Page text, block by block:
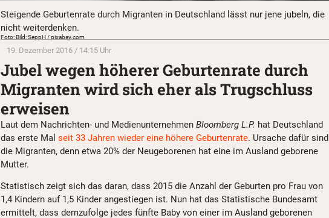
Steigende Geburtenrate durch Migranten in Deutschland lässt nur jene jubeln, die
nicht weiterdenken.
Foto: Bild: SeppH / pixabay.com
19. Dezember 2016 / 14:15 Uhr
Jubel wegen höherer Geburtenrate durch
Migranten wird sich eher als Trugschluss
erweisen
Laut dem Nachrichten- und Medienunternehmen Bloomberg L.P. hat Deutschland
das erste Mal seit 33 Jahren wieder eine höhere Geburtenrate. Ursache dafür sind
die Migranten, denn etwa 20% der Neugeborenen hat eine im Ausland geborene
Mutter.
Statistisch zeigt sich das daran, dass 2015 die Anzahl der Geburten pro Frau von
1,4 Kindern auf 1,5 Kinder angestiegen ist. Nun hat das Statistische Bundesamt
ermittelt, dass demzufolge jedes fünfte Baby von einer im Ausland geborenen